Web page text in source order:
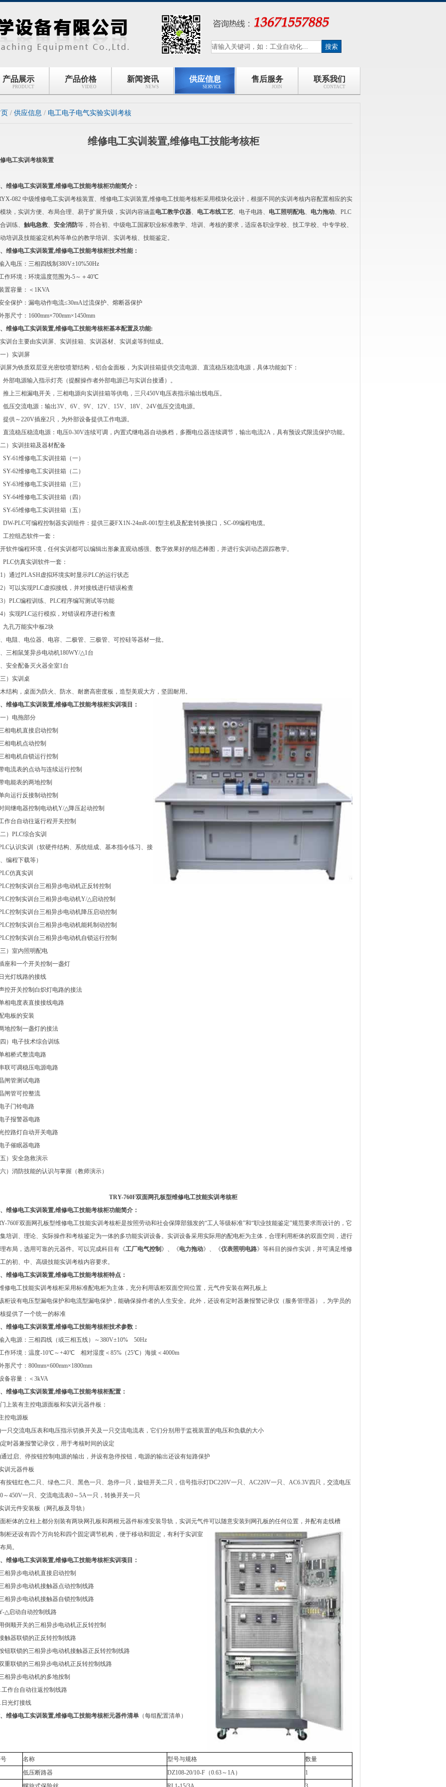
产品展示
PRODUCT
产品价格
VIDEO
新闻资讯
NEWS
供应信息
SERVICE
售后服务
JOIN
联系我们
CONTACT
/ 供应信息 / 电工电子电气实验实训考核
维修电工实训装置,维修电工技能考核柜
电工实训考核装置
维修电工实训装置,维修电工技能考核柜功能简介：
082 中级维修电工实训考核装置、维修电工实训装置,维修电工技能考核柜采用模块化设计，根据不同的实训考核内容配置相应的实
块，实训方便、布局合理、易于扩展升级，实训内容涵盖电工教学仪器、 电工布线工艺、电子电路、 电工照明配电、 电力拖动、PLC
训练、 触电急救、 安全消防等，符合初、中级电工国家职业标准教学、培训、考核的要求，适应各职业学校、技工学校、中专学校、
培训及技能鉴定机构等单位的教学培训、实训考核、技能鉴定。
维修电工实训装置,维修电工技能考核柜技术性能：
入电压：三相四线制380V±10%50Hz
作环境：环境温度范围为-5～＋40℃
置容量：＜1KVA
全保护：漏电动作电流≤30mA过流保护、熔断器保护
形尺寸：1600mm×700mm×1450mm
维修电工实训装置,维修电工技能考核柜基本配置及功能:
训台主要由实训屏、实训挂箱、实训器材、实训桌等到组成。
一）实训屏
屏为铁质双层亚光密纹喷塑结构，铝合金面板，为实训挂箱提供交流电源、直流稳压稳流电源，具体功能如下：
外部电源输入指示灯亮（提醒操作者外部电源已与实训台接通）。
推上三相漏电开关，三相电源向实训挂箱等供电，三只450V电压表指示输出线电压。
低压交流电源：输出3V、6V、9V、12V、15V、18V、24V低压交流电源。
提供～220V插座2只，为外部设备提供工作电源。
直流稳压稳流电源：电压0-30V连续可调，内置式继电器自动换档，多圈电位器连续调节，输出电流2A，具有预设式限流保护功能。
二）实训挂箱及器材配备
SY-61维修电工实训挂箱（一）
SY-62维修电工实训挂箱（二）
SY-63维修电工实训挂箱（三）
SY-64维修电工实训挂箱（四）
SY-65维修电工实训挂箱（五）
DW-PLC可编程控制器实训组件：提供三菱FX1N-24mR-001型主机及配套转换接口，SC-09编程电缆。
工控组态软件一套：
软件编程环境，任何实训都可以编辑出形象直观动感强、数字效果好的组态棒图，并进行实训动态跟踪教学。
PLC仿真实训软件一套：
1）通过PLASH虚拟环境实时显示PLC的运行状态
2）可以实现PLC虚拟接线，并对接线进行错误检查
3）PLC编程训练、PLC程序编写测试等功能
4）实现PLC运行模拟，对错误程序进行检查
九孔万能实中板2块
电阻、电位器、电容、二极管、三极管、可控硅等器材一批。
三相鼠笼异步电动机180WY/△1台
安全配备灭火器全室1台
三）实训桌
结构，桌面为防火、防水、耐磨高密度板，造型美观大方，坚固耐用。
维修电工实训装置,维修电工技能考核柜实训项目：
一）电拖部分
相电机直接启动控制
相电机点动控制
相电机自锁运行控制
电流表的点动与连续运行控制
电能表的两地控制
向运行反接制动控制
间继电器控制电动机Y/△降压起动控制
作台自动往返行程开关控制
二）PLC综合实训
认识实训（软硬件结构、系统组成、基本指令练习、接
编程下载等）
仿真实训
控制实训台三相异步电动机正反转控制
控制实训台三相异步电动机Y/△启动控制
控制实训台三相异步电动机降压启动控制
控制实训台三相异步电动机能耗制动控制
控制实训台三相异步电动机自锁运行控制
三）室内照明配电
座和一个开关控制一盏灯
光灯线路的接线
控开关控制白炽灯电路的接法
相电度表直接接线电路
电板的安装
地控制一盏灯的接法
四）电子技术综合训练
相桥式整流电路
联可调稳压电源电路
闸管测试电路
闸管可控整流
子门铃电路
子报警器电路
控路灯自动开关电路
子催眠器电路
五）安全急救演示
六）消防技能的认识与掌握（教师演示）
TRY-760F双面网孔板型维修电工技能实训考核柜
维修电工实训装置,维修电工技能考核柜功能简介：
760F双面网孔板型维修电工技能实训考核柜是按照劳动和社会保障部颁发的“工人等级标准”和“职业技能鉴定”规范要求而设计的，它
培训、理论、实际操作和考核鉴定为一体的多功能实训设备。实训设备采用实际用的配电柜为主体，合理利用柜体的双面空间，进行
布局，选用可靠的元器件。可以完成科目有《工厂电气控制 》、《电力拖动》、《仪表照明电路》等科目的操作实训，并可满足维修
的初、中、高级技能实训考核内容要求。
维修电工实训装置,维修电工技能考核柜特点：
修电工技能实训考核柜采用标准配电柜为主体，充分利用该柜双面空间位置，元气件安装在网孔板上
柜设有电压型漏电保护和电流型漏电保护，能确保操作者的人生安全。此外，还设有定时器兼报警记录仪（服务管理器），为学员的
提供了一个统一的标准
维修电工实训装置,维修电工技能考核柜技术参数：
入电源：三相四线（或三相五线）～380V±10% 50Hz
作环境：温度-10℃～+40℃ 相对湿度＜85%（25℃）海拔＜4000m
形尺寸：800mm×600mm×1800mm
备容量：＜3kVA
维修电工实训装置,维修电工技能考核柜配置：
上装有主控电源面板和实训元器件板：
控电源板
一只交流电压表和电压指示切换开关及一只交流电流表，它们分别用于监视装置的电压和负载的大小
定时器兼报警记录仪，用于考核时间的设定
通过启、停按钮控制电源的输出，并设有急停按钮，电源的输出还设有短路保护
训元器件板
按钮红色二只、绿色二只、黑色一只、急停一只，旋钮开关二只，信号指示灯DC220V一只、AC220V一只、AC6.3V四只，交流电压
～450V一只、交流电流表0～5A一只，转换开关一只
训元件安装板（网孔板及导轨）
柜体的立柱上都分别装有两块网孔板和两根元器件标准安装导轨，实训元气件可以随意安装到网孔板的任何位置，并配有走线槽
柜还设有四个万向轮和四个固定调节机构，便于移动和固定，有利于实训室
局。
维修电工实训装置,维修电工技能考核柜实训项目：
相异步电动机直接启动控制
相异步电动机接触器点动控制线路
相异步电动机接触器自锁控制线路
△启动自动控制线路
倒顺开关的三相异步电动机正反转控制
触器联锁的正反转控制线路
钮联锁的三相异步电动机接触器正反转控制线路
重联锁的三相异步电动机正反转控制线路
相异步电动机的多地按制
工作台自动往返控制线路
日光灯接线
维修电工实训装置,维修电工技能考核柜元器件清单 （每组配置清单）
名称 型号与规格
数量
低压断路器 DZ108-20/10-F（0.63～1A）
1